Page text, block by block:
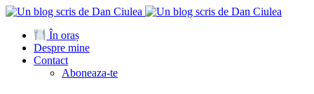
În oraș
Despre mine
Contact
Aboneaza-te